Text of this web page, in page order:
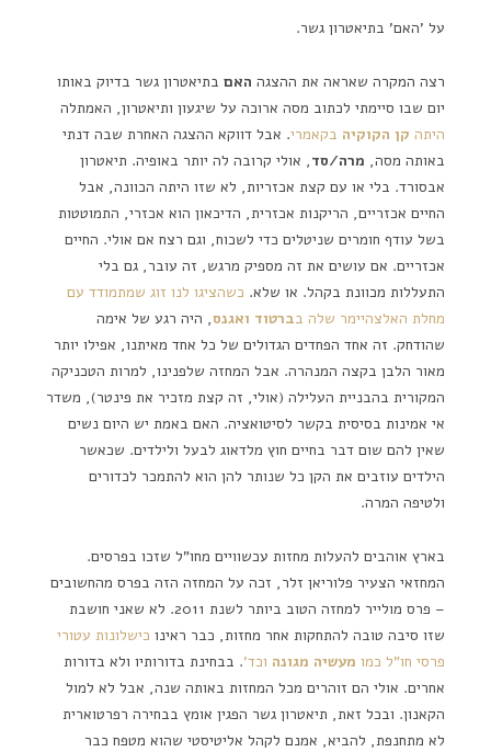
על 'האם' בתיאטרון גשר.
רצה המקרה שאראה את ההצגה האם בתיאטרון גשר בדיוק באותו
יום שבו סיימתי לכתוב מסה ארוכה על שיגעון ותיאטרון, האמתלה
היתה קן הקוקיה בקאמרי. אבל דווקא ההצגה האחרת שבה דנתי
באותה מסה, מרה/סד, אולי קרובה לה יותר באופיה. תיאטרון
אבסורד. בלי או עם קצת אכזריות, לא שזו היתה הכוונה, אבל
החיים אכזריים, הריקנות אכזרית, הדיכאון הוא אכזרי, התמוטטות
בשל עודף חומרים שניטלים כדי לשכוח, וגם רצח אם אולי. החיים
אכזריים. אם עושים את זה מספיק מרגש, זה עובר, גם בלי
התעללות מכוונת בקהל. או שלא. כשהציגו לנו זוג שמתמודד עם
מחלת האלצהיימר שלה בברטוד ואגנס, היה רגע של אימה
שהודחק. זה אחד הפחדים הגדולים של כל אחד מאיתנו, אפילו יותר
מאור הלבן בקצה המנהרה. אבל המחזה שלפנינו, למרות הטכניקה
המקורית בהבניית העלילה (אולי, זה קצת מזכיר את פינטר), משדר
אי אמינות בסיסית בקשר לסיטואציה. האם באמת יש היום נשים
שאין להם שום דבר בחיים חוץ מלדאוג לבעל ולילדים. שכאשר
הילדים עוזבים את הקן כל שנותר להן הוא להתמכר לכדורים
ולטיפה המרה.
בארץ אוהבים להעלות מחזות עכשוויים מחו"ל שזכו בפרסים.
המחזאי הצעיר פלוריאן זלר, זכה על המחזה הזה בפרס מהחשובים
– פרס מולייר למחזה הטוב ביותר לשנת 2011. לא שאני חושבת
שזו סיבה טובה להתחקות אחר מחזות, כבר ראינו כישלונות עטורי
פרסי חו"ל כמו מעשיה מגונה וכד'. בבחינת בדורותיו ולא בדורות
אחרים. אולי הם זוהרים מכל המחזות באותה שנה, אבל לא למול
הקאנון. ובכל זאת, תיאטרון גשר הפגין אומץ בבחירה רפרטוארית
לא מתחנפת, להביא, אמנם לקהל אליטיסטי שהוא מטפח כבר